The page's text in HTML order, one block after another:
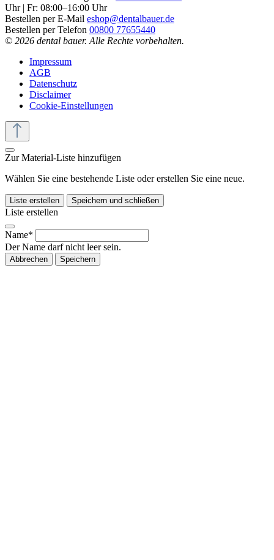
Uhr | Fr: 08:00–16:00 Uhr
Bestellen per E-Mail eshop@dentalbauer.de
Bestellen per Telefon 00800 77655440
© 2026 dental bauer. Alle Rechte vorbehalten.
Impressum
AGB
Datenschutz
Disclaimer
Cookie-Einstellungen
Zur Material-Liste hinzufügen
Wählen Sie eine bestehende Liste oder erstellen Sie eine neue.
Liste erstellen Speichern und schließen
Liste erstellen
Name*
Der Name darf nicht leer sein.
Abbrechen Speichern